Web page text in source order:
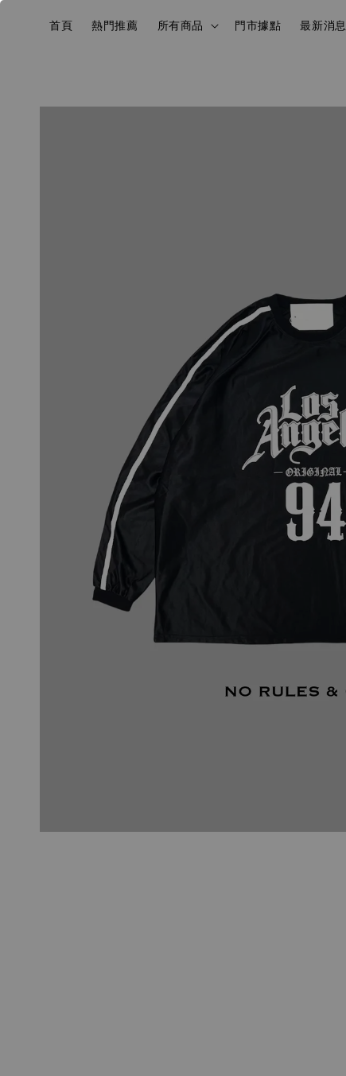
首頁 熱門推薦 所有商品 門市據點 最新消息